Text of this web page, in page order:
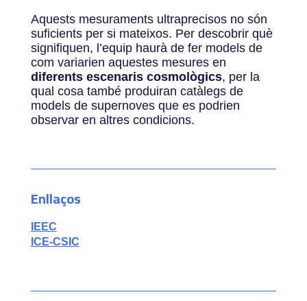
Aquests mesuraments ultraprecisos no són
suficients per si mateixos. Per descobrir què
signifiquen, l’equip haurà de fer models de
com variarien aquestes mesures en
diferents escenaris cosmològics, per la
qual cosa també produiran catàlegs de
models de supernoves que es podrien
observar en altres condicions.
Enllaços
IEEC
ICE-CSIC